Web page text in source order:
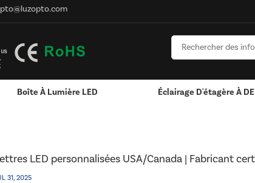
Boîte À Lumière LED Éclairage D'étagère À
LED personnalisées USA/Canada | Fabricant
31, 2025